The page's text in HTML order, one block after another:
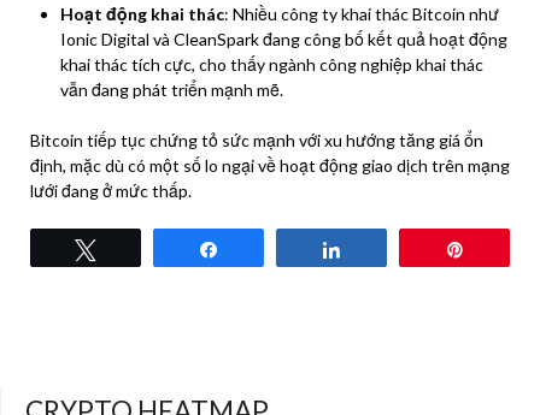
Hoạt động khai thác: Nhiều công ty khai thác Bitcoin như
Ionic Digital và CleanSpark đang công bố kết quả hoạt động
khai thác tích cực, cho thấy ngành công nghiệp khai thác
vẫn đang phát triển mạnh mẽ.
Bitcoin tiếp tục chứng tỏ sức mạnh với xu hướng tăng giá ổn
định, mặc dù có một số lo ngại về hoạt động giao dịch trên mạng
lưới đang ở mức thấp.